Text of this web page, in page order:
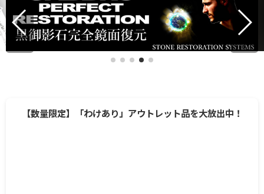
【数量限定】「わけあり」アウトレット品を大放出中！